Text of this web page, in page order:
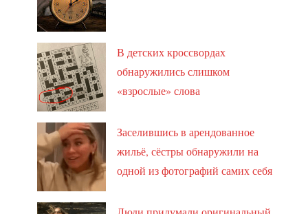
В детских кроссвордах
обнаружились слишком
«взрослые» слова
Заселившись в арендованное
жильё, сёстры обнаружили на
одной из фотографий самих себя